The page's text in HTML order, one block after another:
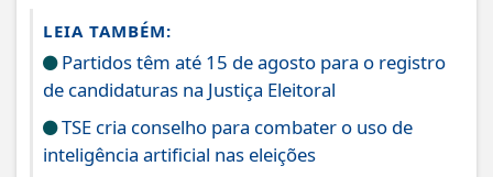
LEIA TAMBÉM:
Partidos têm até 15 de agosto para o registro
de candidaturas na Justiça Eleitoral
TSE cria conselho para combater o uso de
inteligência artificial nas eleições